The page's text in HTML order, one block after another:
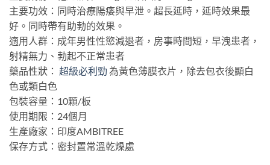
主要功效：同時治療陽痿與早泄。超長延時，延時效果最
好。同時帶有助勃的效果。
適用人群：成年男性性慾減退者，房事時間短，早洩患者，
射精無力、勃起不正常患者
藥品性狀： 超級必利勁 為黃色薄膜衣片，除去包衣後顯白
色或類白色
包裝容量：10顆/板
使用期限：24個月
生產廠家：印度AMBITREE
保存方式：密封置常溫乾燥處